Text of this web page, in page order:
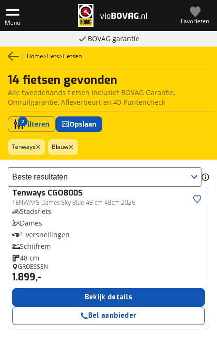
Menu Favorieten
BOVAG garantie
| Home>Fiets>Fietsen
14 fietsen gevonden
Alle tweedehands fietsen inclusief BOVAG Garantie,
Omruilgarantie, Afleverbeurt en 40-Puntencheck
2Filteren Opslaan
Tenways Blauw
Sorteer resultaten
Tenways CGO800S
TENWAYS Dames Sky Blue 48 cm 48cm 2026
Stadsfiets
Dames
1 versnellingen
Schijfrem
48 cm
GROESSEN
1.899,-
Bekijk details
Bel aanbieder